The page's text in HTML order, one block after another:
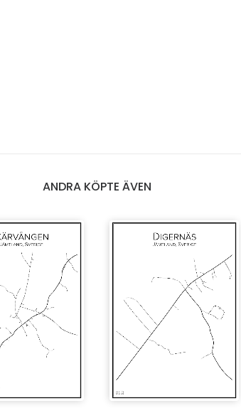
ANDRA KÖPTE ÄVEN